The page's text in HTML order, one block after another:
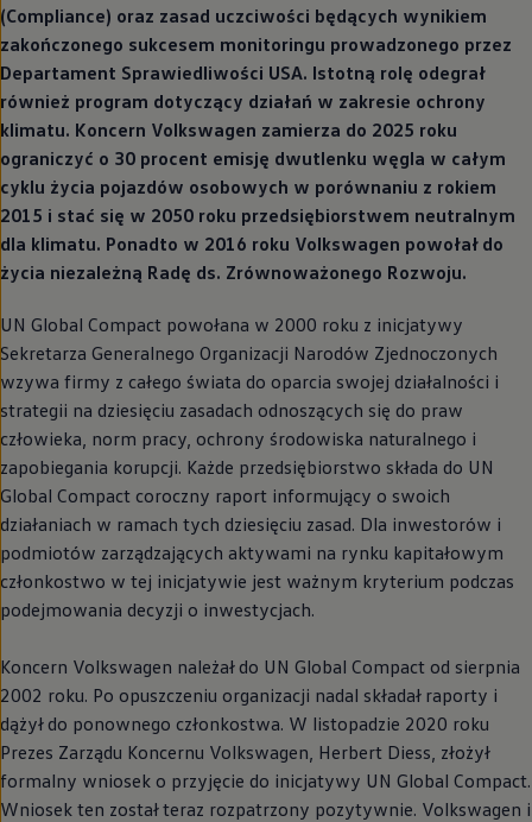
(Compliance) oraz zasad uczciwości będących wynikiem
zakończonego sukcesem monitoringu prowadzonego przez
Departament Sprawiedliwości USA. Istotną rolę odegrał
również program dotyczący działań w zakresie ochrony
klimatu. Koncern Volkswagen zamierza do 2025 roku
ograniczyć o 30 procent emisję dwutlenku węgla w całym
cyklu życia pojazdów osobowych w porównaniu z rokiem
2015 i stać się w 2050 roku przedsiębiorstwem neutralnym
dla klimatu. Ponadto w 2016 roku Volkswagen powołał do
życia niezależną Radę ds. Zrównoważonego Rozwoju.
UN Global Compact powołana w 2000 roku z inicjatywy
Sekretarza Generalnego Organizacji Narodów Zjednoczonych
wzywa firmy z całego świata do oparcia swojej działalności i
strategii na dziesięciu zasadach odnoszących się do praw
człowieka, norm pracy, ochrony środowiska naturalnego i
zapobiegania korupcji. Każde przedsiębiorstwo składa do UN
Global Compact coroczny raport informujący o swoich
działaniach w ramach tych dziesięciu zasad. Dla inwestorów i
podmiotów zarządzających aktywami na rynku kapitałowym
członkostwo w tej inicjatywie jest ważnym kryterium podczas
podejmowania decyzji o inwestycjach.
Koncern Volkswagen należał do UN Global Compact od sierpnia
2002 roku. Po opuszczeniu organizacji nadal składał raporty i
dążył do ponownego członkostwa. W listopadzie 2020 roku
Prezes Zarządu Koncernu Volkswagen , Herbert Diess, złożył
formalny wniosek o przyjęcie do inicjatywy UN Global Compact.
Wniosek ten został teraz rozpatrzony pozytywnie. Volkswagen i